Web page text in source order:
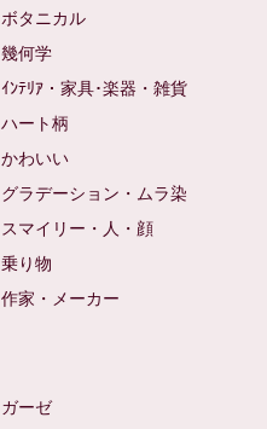
ボタニカル
幾何学
ｲﾝﾃﾘｱ・家具･楽器・雑貨
ハート柄
かわいい
グラデーション・ムラ染
スマイリー・人・顔
乗り物
作家・メーカー
ガーゼ